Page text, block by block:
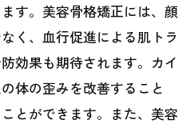
す。美容骨格矯正には、顔
く、血行促進による肌トラ
効果も期待されます。カイ
体の歪みを改善すること
とができます。また、美容